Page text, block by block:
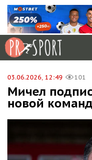
03.06.2026, 12:49 101
Мичел
новой